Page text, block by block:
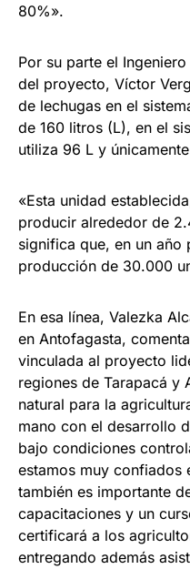
80%».
Por su parte el
del proyecto, Víctor
de lechugas en el
de 160 litros (L), en el
utiliza 96 L y
«Esta unidad
producir alrededor de
significa que, en un año
producción de 30.000
En esa línea, Valezka
en Antofagasta,
vinculada al proyecto
regiones de Tarapacá y
natural para la
mano con el desarrollo
bajo condiciones
estamos muy confiados
también es importante
capacitaciones y un
certificará a los
entregando además